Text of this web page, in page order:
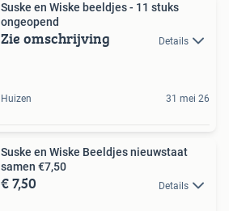
Suske en Wiske beeldjes - 11 stuks
ongeopend
Zie omschrijving Details
Huizen 31 mei 26
Suske en Wiske Beeldjes nieuwstaat
samen €7,50
€ 7,50 Details